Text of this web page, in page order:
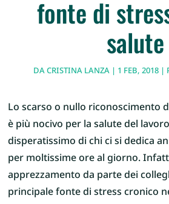
fonte di
salute
DACRISTINA LANZA | 1 FEB, 2018 |
Lo scarso o nullo riconoscimento
è più nocivo per la salute del
disperatissimo di chi ci si dedica
per moltissime ore al giorno.
apprezzamento da parte dei
principale fonte di stress cronico